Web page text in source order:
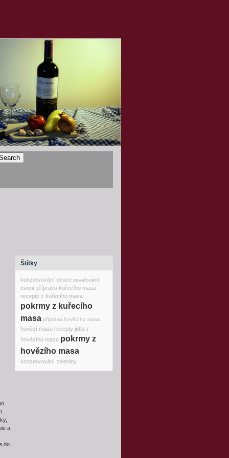
a
do
Štítky
konzervování ovoce zavařování
ovoce příprava kuřecího masa
recepty z kuřecího masa
pokrmy z kuřecího
masa příprava hovězího masa
hovězí maso recepty jídla z
hovězího masa pokrmy z
hovězího masa
konzervování zeleniny